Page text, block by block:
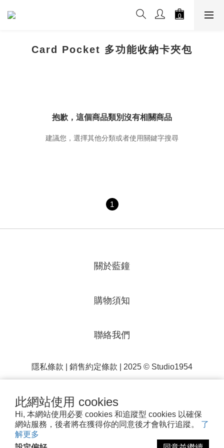
此網站使用 cookies
Hi, 本網站使用必要 cookies 和追蹤型 cookies 以確保
網站服務，後者將在獲得你的同意後才會執行追蹤。 了
解更多
Card Pocket 多功能收納卡夾包
抱歉，這個商品類別沒有相關商品
建議您，選擇其他分類或者使用關鍵字搜尋
1
關於藍鐘
購物須知
聯絡我們
隱私條款 銷售約定條款 | 2025 © Studio1954